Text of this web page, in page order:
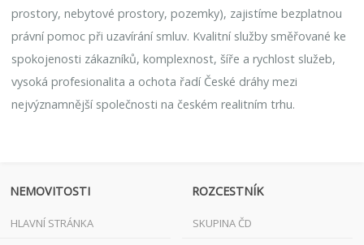
prostory, nebytové prostory, pozemky), zajistíme bezplatnou
právní pomoc při uzavírání smluv. Kvalitní služby směřované ke
spokojenosti zákazníků, komplexnost, šíře a rychlost služeb,
vysoká profesionalita a ochota řadí České dráhy mezi
nejvýznamnější společnosti na českém realitním trhu.
NEMOVITOSTI
HLAVNÍ STRÁNKA
ROZCESTNÍK
SKUPINA ČD